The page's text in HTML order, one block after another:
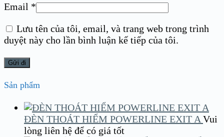
Email *
Lưu tên của tôi, email, và trang web trong trình
duyệt này cho lần bình luận kế tiếp của tôi.
Sản phẩm
ĐÈN THOÁT HIỂM POWERLINE EXIT A Vui
lòng liên hệ để có giá tốt